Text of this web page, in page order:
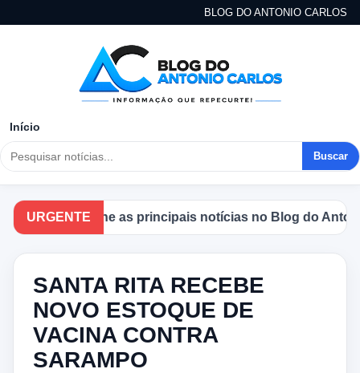
BLOG DO ANTONIO CARLOS
Início
Buscar
URGENTE
Acompanhe as principais notícias no Blog do Antonio
SANTA RITA RECEBE
NOVO ESTOQUE DE
VACINA CONTRA
SARAMPO